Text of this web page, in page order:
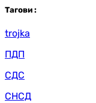
Тагови :
trojka
ПДП
СДС
СНСД